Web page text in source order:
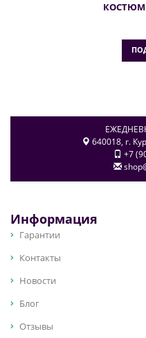
640018, г.
+7
Информация
Гарантии
Контакты
Новости
Блог
Отзывы